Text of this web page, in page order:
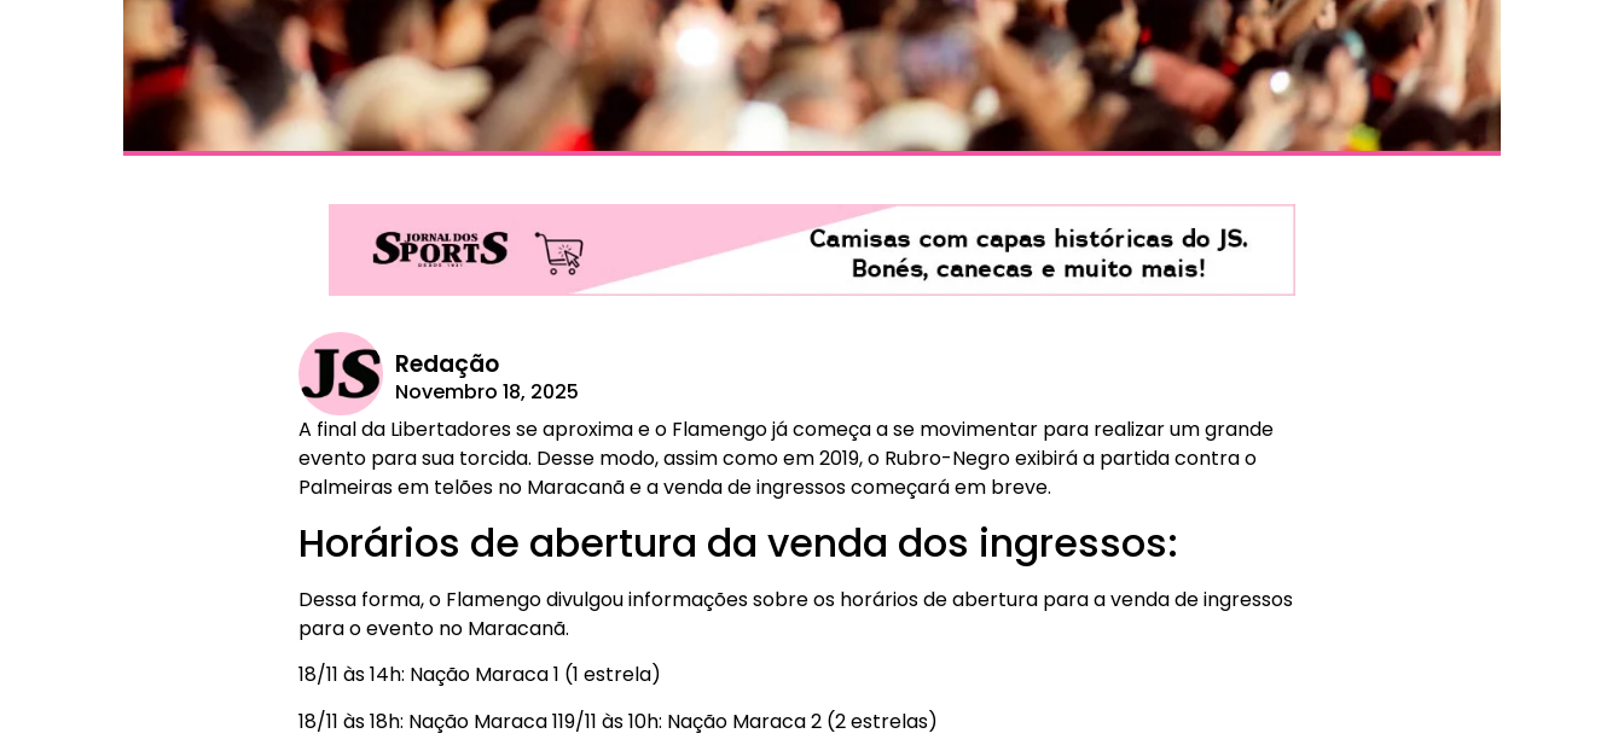
Redação
Novembro 18, 2025
A final da Libertadores se aproxima e o Flamengo já começa a se movimentar para realizar um grande
evento para sua torcida. Desse modo, assim como em 2019, o Rubro-Negro exibirá a partida contra o
Palmeiras em telões no Maracanã e a venda de ingressos começará em breve.
Horários de abertura da venda dos ingressos:
Dessa forma, o Flamengo divulgou informações sobre os horários de abertura para a venda de ingressos
para o evento no Maracanã.
18/11 às 14h: Nação Maraca 1 (1 estrela)
18/11 às 18h: Nação Maraca 119/11 às 10h: Nação Maraca 2 (2 estrelas)